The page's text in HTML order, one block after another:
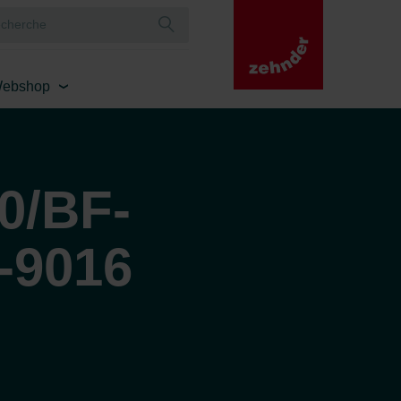
BF-